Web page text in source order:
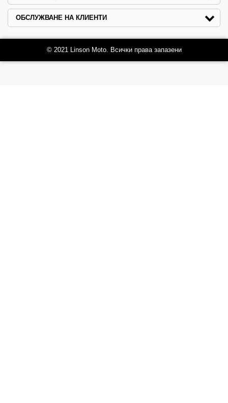
ОБСЛУЖВАНЕ НА КЛИЕНТИ
© 2021 Linson Moto. Всички права запазени